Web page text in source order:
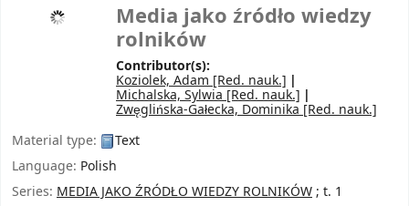
Media jako źródło wiedzy
rolników
Contributor(s):
Koziolek, Adam [Red. nauk.]
Michalska, Sylwia [Red. nauk.]
Zwęglińska-Gałecka, Dominika [Red. nauk.]
Material type:
Text
Language: Polish
Series: MEDIA JAKO ŹRÓDŁO WIEDZY ROLNIKÓW; t. 1